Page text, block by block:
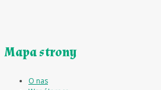
Mapa strony
O nas